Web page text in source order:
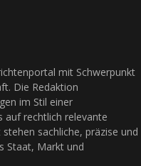
mit Schwerpunkt
Die Redaktion
im Stil einer
auf rechtlich relevante
sachliche, präzise und
Staat, Markt und